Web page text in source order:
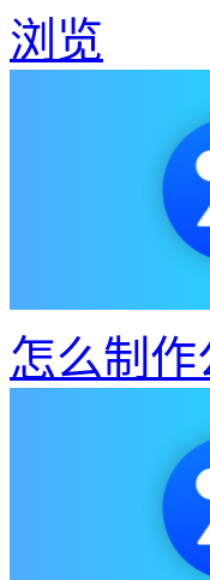
浏览
怎么制